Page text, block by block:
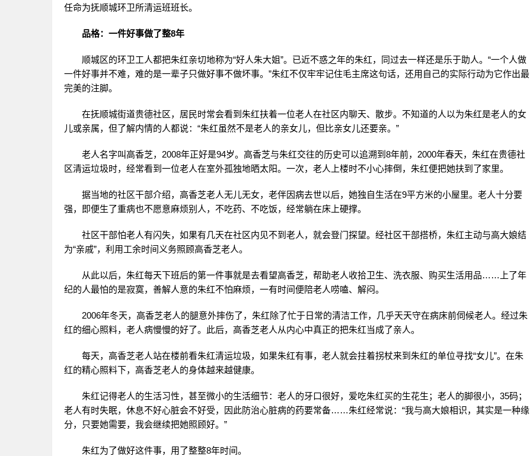
任命为抚顺城环卫所清运班班长。
品格：一件好事做了整8年
顺城区的环卫工人都把朱红亲切地称为“好人朱大姐”。已近不惑之年的朱红，同过去一样还是乐于助人。“一个人做
一件好事并不难，难的是一辈子只做好事不做坏事。”朱红不仅牢牢记住毛主席这句话，还用自己的实际行动为它作出最
完美的注脚。
在抚顺城街道贵德社区，居民时常会看到朱红扶着一位老人在社区内聊天、散步。不知道的人以为朱红是老人的女
儿或亲属，但了解内情的人都说：“朱红虽然不是老人的亲女儿，但比亲女儿还要亲。”
老人名字叫高香芝，2008年正好是94岁。高香芝与朱红交往的历史可以追溯到8年前，2000年春天，朱红在贵德社
区清运垃圾时，经常看到一位老人在室外孤独地晒太阳。一次，老人上楼时不小心摔倒，朱红便把她扶到了家里。
据当地的社区干部介绍，高香芝老人无儿无女，老伴因病去世以后，她独自生活在9平方米的小屋里。老人十分要
强，即便生了重病也不愿意麻烦别人，不吃药、不吃饭，经常躺在床上硬撑。
社区干部怕老人有闪失，如果有几天在社区内见不到老人，就会登门探望。经社区干部搭桥，朱红主动与高大娘结
为“亲戚”，利用工余时间义务照顾高香芝老人。
从此以后，朱红每天下班后的第一件事就是去看望高香芝，帮助老人收拾卫生、洗衣服、购买生活用品……上了年
纪的人最怕的是寂寞，善解人意的朱红不怕麻烦，一有时间便陪老人唠嗑、解闷。
2006年冬天，高香芝老人的腿意外摔伤了，朱红除了忙于日常的清洁工作，几乎天天守在病床前伺候老人。经过朱
红的细心照料，老人病慢慢的好了。此后，高香芝老人从内心中真正的把朱红当成了亲人。
每天，高香芝老人站在楼前看朱红清运垃圾，如果朱红有事，老人就会拄着拐杖来到朱红的单位寻找“女儿”。在朱
红的精心照料下，高香芝老人的身体越来越健康。
朱红记得老人的生活习性，甚至微小的生活细节：老人的牙口很好，爱吃朱红买的生花生；老人的脚很小，35码；
老人有时失眠，休息不好心脏会不好受，因此防治心脏病的药要常备……朱红经常说：“我与高大娘相识，其实是一种缘
分，只要她需要，我会继续把她照顾好。”
朱红为了做好这件事，用了整整8年时间。